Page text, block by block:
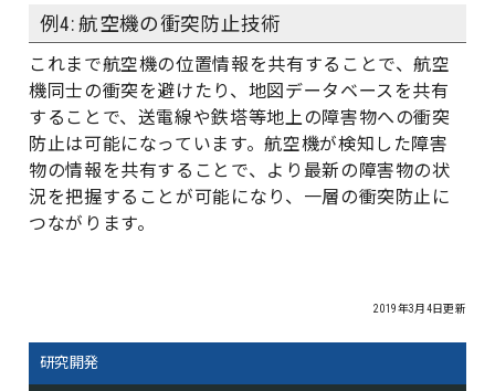
例4: 航空機の衝突防止技術
これまで航空機の位置情報を共有することで、航空
機同士の衝突を避けたり、地図データベースを共有
することで、送電線や鉄塔等地上の障害物への衝突
防止は可能になっています。航空機が検知した障害
物の情報を共有することで、より最新の障害物の状
況を把握することが可能になり、一層の衝突防止に
つながります。
2019年3月4日更新
研究開発